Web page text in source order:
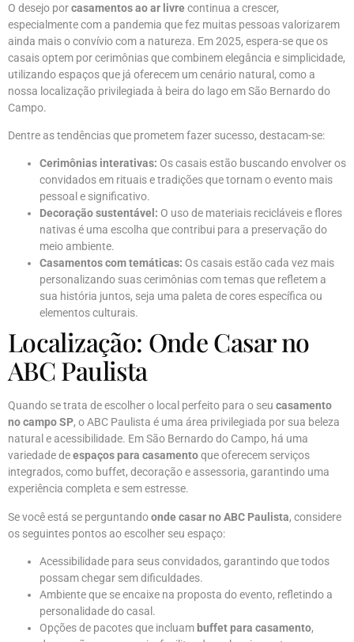
O desejo porcasamentos ao ar livrecontinua a crescer,
especialmente com a pandemia que fez muitas pessoas valorizarem
ainda mais o convívio com a natureza. Em 2025, espera-se que os
casais optem por cerimônias que combinem elegância e simplicidade,
utilizando espaços que já oferecem um cenário natural, como a
nossa localização privilegiada à beira do lago em São Bernardo do
Campo.
Dentre as tendências que prometem fazer sucesso, destacam-se:
Cerimônias interativas: Os casais estão buscando envolver os
convidados em rituais e tradições que tornam o evento mais
pessoal e significativo.
Decoração sustentável: O uso de materiais recicláveis e flores
nativas é uma escolha que contribui para a preservação do
meio ambiente.
Casamentos com temáticas: Os casais estão cada vez mais
personalizando suas cerimônias com temas que refletem a
sua história juntos, seja uma paleta de cores específica ou
elementos culturais.
Localização: Onde Casar no
ABC Paulista
Quando se trata de escolher o local perfeito para o seu casamento
no campo SP, o ABC Paulista é uma área privilegiada por sua beleza
natural e acessibilidade. Em São Bernardo do Campo, há uma
variedade deespaços para casamentoque oferecem serviços
integrados, como buffet, decoração e assessoria, garantindo uma
experiência completa e sem estresse.
Se você está se perguntandoonde casar no ABC Paulista, considere
os seguintes pontos ao escolher seu espaço:
Acessibilidade para seus convidados, garantindo que todos
possam chegar sem dificuldades.
Ambiente que se encaixe na proposta do evento, refletindo a
personalidade do casal.
Opções de pacotes que incluam buffet para casamento,